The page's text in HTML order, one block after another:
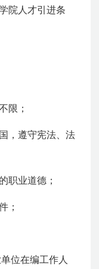
院人才引进条
限；
，遵守宪法、法
职业道德；
；
位在编工作人